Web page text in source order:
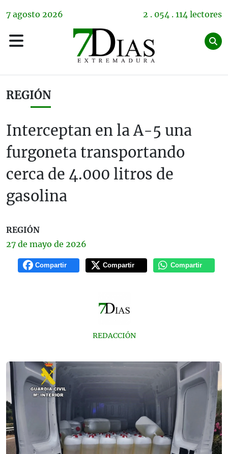
7 agosto 2026 2 . 054 . 114 lectores
REGIÓN
Interceptan en la A-5 una
furgoneta transportando
cerca de 4.000 litros de
gasolina
REGIÓN
27 de mayo de 2026
Compartir Compartir Compartir
REDACCIÓN